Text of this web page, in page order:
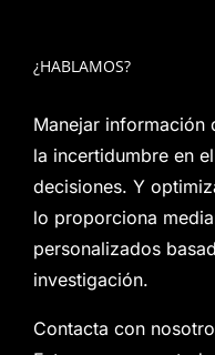
¿HABLAMOS?
Manejar información
la incertidumbre en
decisiones. Y
lo proporciona
personalizados
investigación.
Contacta con